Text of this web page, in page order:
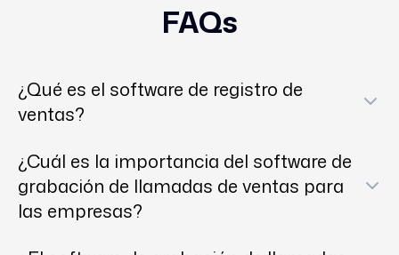
FAQs
¿Qué es el software de registro de
ventas?
una herramienta quecaptura de audioy
conversaciones en vídeo entre sus
representantes de ventas y clientes potenciales o
actuales. Va más allá de simplemente escuchar
¿Cuál es la importancia del software de
grabación de llamadas de ventas para
las empresas?